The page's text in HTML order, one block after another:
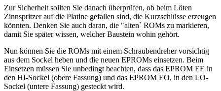
Zur Sicherheit sollten Sie danach überprüfen, ob beim Löten
Zinnspritzer auf die Platine gefallen sind, die Kurzschlüsse erzeugen
könnten. Denken Sie auch daran, die "alten` ROMs zu markieren,
damit Sie später wissen, welcher Baustein wohin gehört.
Nun können Sie die ROMs mit einem Schraubendreher vorsichtig
aus dem Sockel heben und die neuen EPROMs einsetzen. Beim
Einsetzen müssen Sie unbedingt beachten, dass das EPROM EE in
den HI-Sockel (obere Fassung) und das EPROM EO, in den LO-
Sockel (untere Fassung) gesteckt wird.